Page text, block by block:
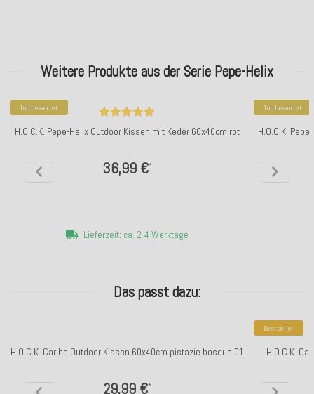
Weitere Produkte aus der Serie Pepe-Helix
Top bewertet
H.O.C.K. Pepe-Helix Outdoor Kissen mit Keder 60x40cm rot
36,99 €*
Lieferzeit: ca. 2-4 Werktage
Top bewertet
H.O.C.K.
Das passt dazu:
H.O.C.K. Caribe Outdoor Kissen 60x40cm pistazie bosque 01
29,99 €*
Bestseller
H.O.C.K.